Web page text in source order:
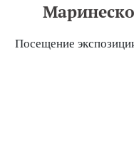
Посещение